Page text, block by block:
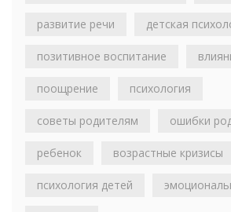
развитие речи детская
позитивное воспитание
поощрение психология
советы родителям ошибки
ребенок возрастные кризисы
психология детей